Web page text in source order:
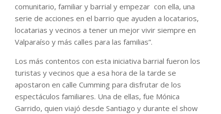
comunitario, familiar y barrial y empezar con ella, una
serie de acciones en el barrio que ayuden a locatarios,
locatarias y vecinos a tener un mejor vivir siempre en
Valparaíso y más calles para las familias”.
Los más contentos con esta iniciativa barrial fueron los
turistas y vecinos que a esa hora de la tarde se
apostaron en calle Cumming para disfrutar de los
espectáculos familiares. Una de ellas, fue Mónica
Garrido, quien viajó desde Santiago y durante el show